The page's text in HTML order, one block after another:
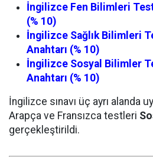
İngilizce Fen Bilimleri
(% 10)
İngilizce Sağlık Bilimleri
Anahtarı (% 10)
İngilizce Sosyal Bilimler
Anahtarı (% 10)
İngilizce sınavı üç ayrı alanda
Arapça ve Fransızca testleri
gerçekleştirildi.